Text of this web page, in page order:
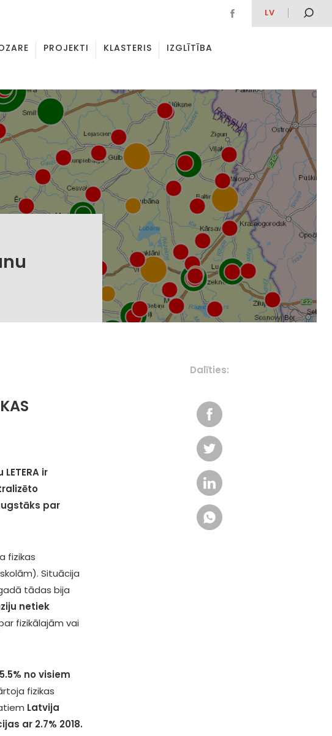
LV
PROJEKTI KLASTERIS IZGLĪTĪBA
ir
par
fizikas
Situācija
tādas bija
netiek
fizikālajām vai
no visiem
fizikas
Latvija
ar 2.7% 2018.
Dalīties: